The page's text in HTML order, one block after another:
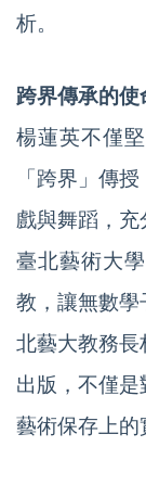
析。
跨界傳承的使
楊蓮英不僅
「跨界」傳
戲與舞蹈，
臺北藝術大
教，讓無數學
北藝大教務長
出版，不僅
藝術保存上的